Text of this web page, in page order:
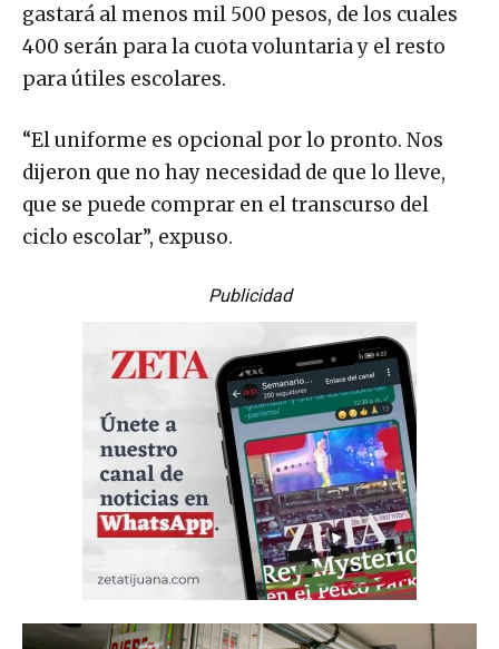
gastará al menos mil 500 pesos, de los cuales
400 serán para la cuota voluntaria y el resto
para útiles escolares.
“El uniforme es opcional por lo pronto. Nos
dijeron que no hay necesidad de que lo lleve,
que se puede comprar en el transcurso del
ciclo escolar”, expuso.
Publicidad